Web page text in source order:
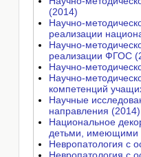
(2014)
Научно-
реализации
Научно-
реализации ФГОС
Научно-
Научно-
компетенций
Научные
направления (2014)
Национальное
детьми, имеющими
Невропатология с